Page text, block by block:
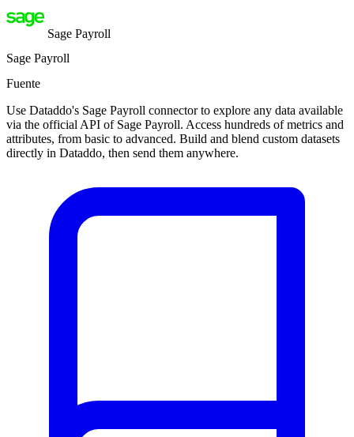
Sage Payroll
Sage Payroll
Fuente
Use Dataddo's Sage Payroll connector to explore any data available
via the official API of Sage Payroll. Access hundreds of metrics and
attributes, from basic to advanced. Build and blend custom datasets
directly in Dataddo, then send them anywhere.